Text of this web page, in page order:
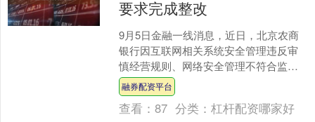
要求完成整改
9月5日金融一线消息，近日，北京农商
银行因互联网相关系统安全管理违反审
慎经营规则、网络安全管理不符合监管
要求、数据安全管控措施不符合监管要
求、数据报送不准确、违....
融券配资平台
查看：87 分类：杠杆配资哪家好